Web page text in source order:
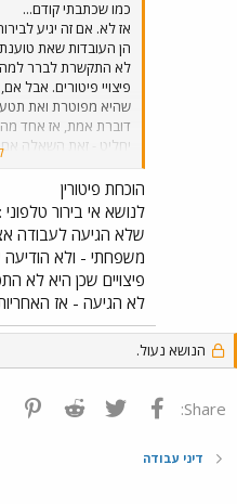
כמו שכתבתי קודם...
אז לא. אם זה יגיע
הן העובדות שאת
לא התקשרת לברר למה
פיצויי פיטורים. אבל
שהיא מפוטרת ואת
דוברת אמת, אז אחד
יחליט - זאת השאלה
מפסיק פתאום להגיע
נוהג לפנות אליו לברר
שהעובדה שלא טלפנת
שאת כן פיטרת אותה,
הוכחת פיטורין
לנושא אי בירור
שלא הגיעה לעבודה
משפחתי - ולא
פיצויים שכן היא לא
לא הגיעה - אז
הנושא נעול.
Share: פייסבוק Twitter
Reddit
דיני עבודה